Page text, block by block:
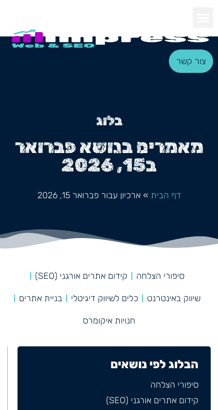
צור קשר
בלוג
מאמרים בנושא פברואר
ב15, 2026
דף הבית »ארכיון עבור פברואר 15, 2026
סיפורי הצלחה קידום אתרים אורגני (SEO)
שיווק באינטרנט כלים לשיווק דיגיטלי בניית אתרים
חנויות איקומרס
הבלוג לפי נושאים
סיפורי הצלחה
קידום אתרים אורגני (SEO)